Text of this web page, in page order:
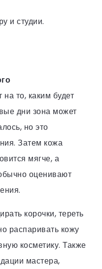
и студии.
то, каким будет
дни зона может
но это
Затем кожа
мягче, а
оценивают
корочки, тереть
распаривать кожу
косметику. Также
мастера,